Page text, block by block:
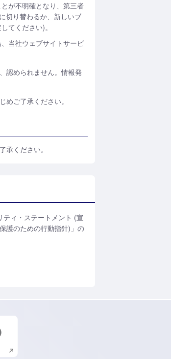
が不明確となり、第三者
切り替わるか、新しいブ
てください)。
当社ウェブサイトサービ
認められません。情報発
ご了承ください。
承ください。
ィ・ステートメント (宣
護のための行動指針)」の
ンドウで開く